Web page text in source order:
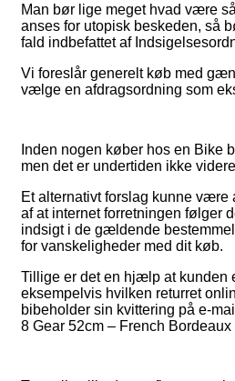
Man bør lige meget hvad være
anses for utopisk beskeden, så
fald indbefattet af
Vi foreslår generelt køb med
vælge en afdragsordning som
Inden nogen køber hos en Bike
men det er undertiden ikke
Et alternativt forslag kunne være
af at internet forretningen følger
indsigt i de gældende
for vanskeligheder med dit køb.
Tillige er det en hjælp at kunden
eksempelvis hvilken returret
bibeholder sin kvittering på e-
8 Gear 52cm – French